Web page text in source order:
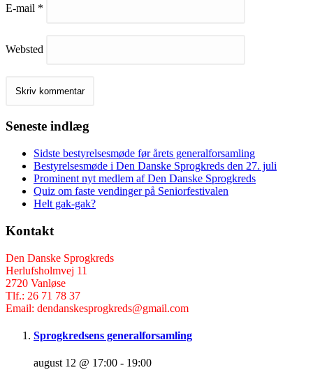
E-mail *
Websted
Seneste indlæg
Sidste bestyrelsesmøde før årets generalforsamling
Bestyrelsesmøde i Den Danske Sprogkreds den 27. juli
Prominent nyt medlem af Den Danske Sprogkreds
Quiz om faste vendinger på Seniorfestivalen
Helt gak-gak?
Kontakt
Den Danske Sprogkreds
Herlufsholmvej 11
2720 Vanløse
Tlf.: 26 71 78 37
Email: dendanskesprogkreds@gmail.com
Sprogkredsens generalforsamling
august 12 @ 17:00 - 19:00